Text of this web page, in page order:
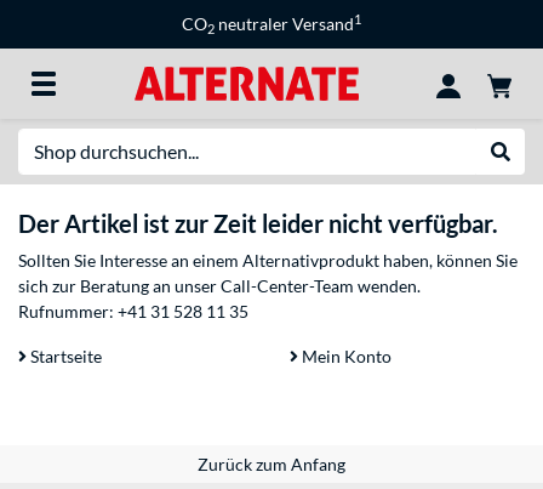
CO2 neutraler Versand1
Der Artikel ist zur Zeit leider nicht verfügbar.
Sollten Sie Interesse an einem Alternativprodukt haben, können Sie
sich zur Beratung an unser Call-Center-Team wenden.
Rufnummer: +41 31 528 11 35
Startseite Mein Konto
Zurück zum Anfang